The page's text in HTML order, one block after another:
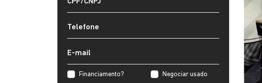
Financiamento? Negociar usado